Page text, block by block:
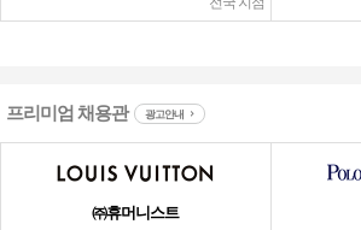
프리미엄 채용관 광고안내
㈜휴머니스트